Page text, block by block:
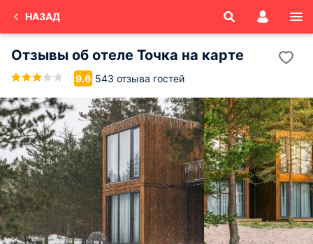
НАЗАД
Отзывы об отеле Точка на карте
9.6 543 отзыва гостей